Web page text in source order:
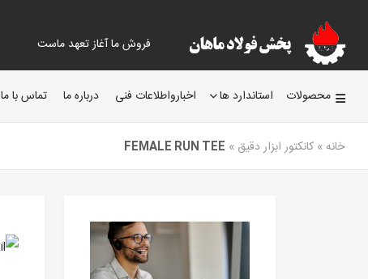
فروش ما آغاز تعهد ماست
محصولات استاندارد ها اخبارواطلاعات فنی درباره ما تماس با ما
خانه » کانکتور ابزار دقیق »
FEMALE RUN TEE